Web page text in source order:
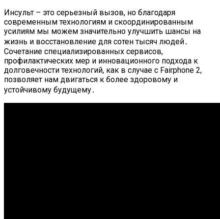
Инсульт – это серьезный вызов, но благодаря
современным технологиям и скоординированным
усилиям мы можем значительно улучшить шансы на
жизнь и восстановление для сотен тысяч людей․
Сочетание специализированных сервисов,
профилактических мер и инновационного подхода к
долговечности технологий, как в случае с Fairphone 2,
позволяет нам двигаться к более здоровому и
устойчивому будущему․